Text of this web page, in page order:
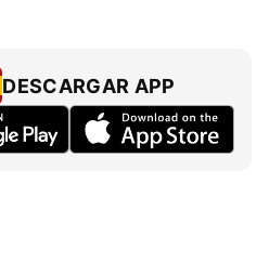
DESCARGAR APP